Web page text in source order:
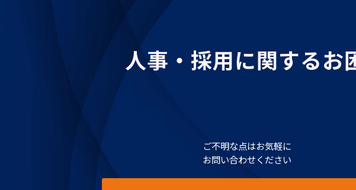
人事・採用に関するお
ご不明な点はお気軽に
お問い合わせください